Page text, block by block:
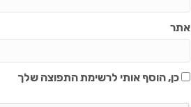
אתר
כן, הוסף אותי לרשימת התפוצה שלך